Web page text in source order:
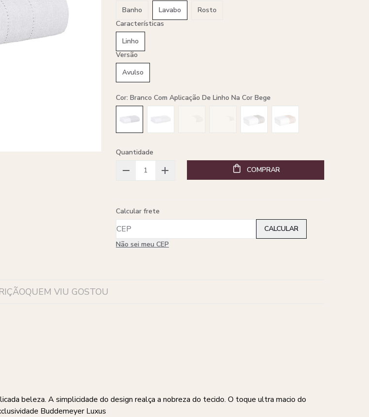
Banho
Lavabo
Rosto
Características
Linho
Versão
Avulso
Cor: Branco Com Aplicação De Linho Na Cor Bege
Quantidade
COMPRAR
Calcular frete
Não sei meu CEP
QUEM VIU GOSTOU
beleza. A simplicidade do design realça a nobreza do tecido. O toque ultra macio do
Buddemeyer Luxus